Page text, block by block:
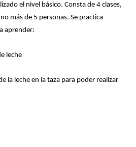
el nivel básico. Consta de 4 clases,
más de 5 personas. Se practica
aprender:
leche
la leche en la taza para poder realizar